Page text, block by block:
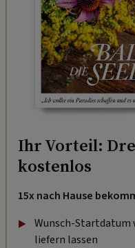
Ihr Vorteil:
kostenlos
15x nach Hause
Wunsch-Startdatum
liefern lassen